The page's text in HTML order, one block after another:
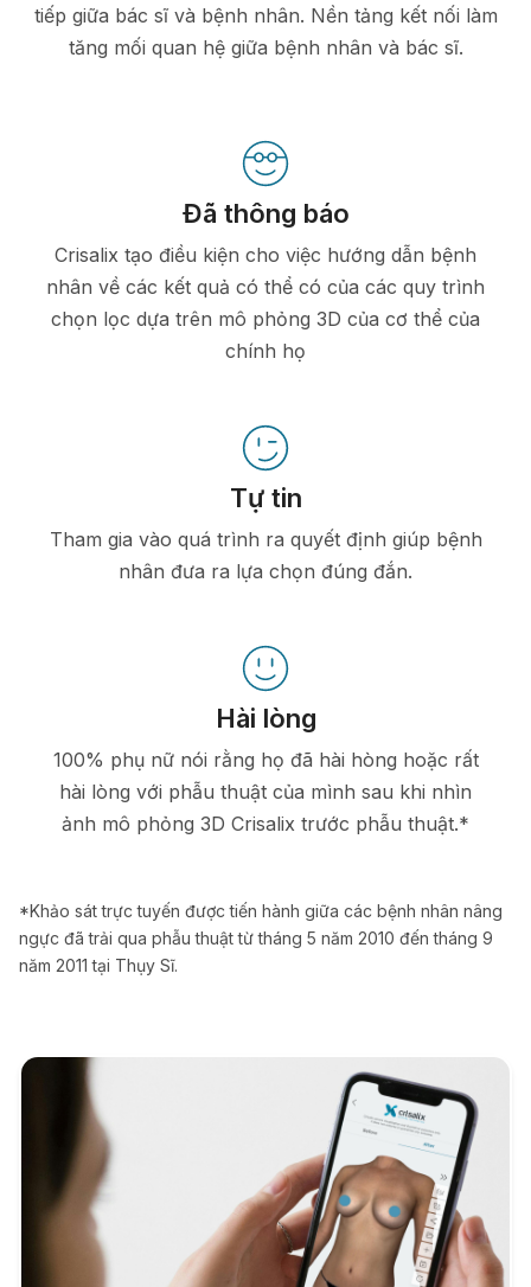
tiếp giữa bác sĩ và bệnh nhân. Nền tảng kết nối làm
tăng mối quan hệ giữa bệnh nhân và bác sĩ.
Đã thông báo
Crisalix tạo điều kiện cho việc hướng dẫn bệnh
nhân về các kết quả có thể có của các quy trình
chọn lọc dựa trên mô phỏng 3D của cơ thể của
chính họ
Tự tin
Tham gia vào quá trình ra quyết định giúp bệnh
nhân đưa ra lựa chọn đúng đắn.
Hài lòng
100% phụ nữ nói rằng họ đã hài hòng hoặc rất
hài lòng với phẫu thuật của mình sau khi nhìn
ảnh mô phỏng 3D Crisalix trước phẫu thuật.*
*Khảo sát trực tuyến được tiến hành giữa các bệnh nhân nâng
ngực đã trải qua phẫu thuật từ tháng 5 năm 2010 đến tháng 9
năm 2011 tại Thụy Sĩ.